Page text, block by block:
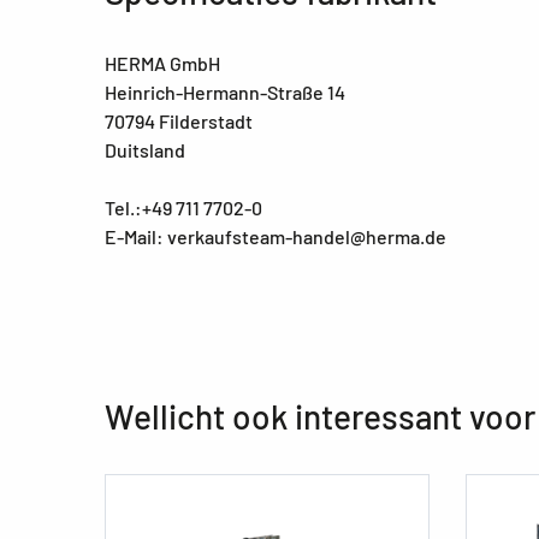
HERMA GmbH
Heinrich-Hermann-Straße 14
70794 Filderstadt
Duitsland
Tel.:+49 711 7702-0
E-Mail: verkaufsteam-handel@herma.de
Wellicht ook interessant